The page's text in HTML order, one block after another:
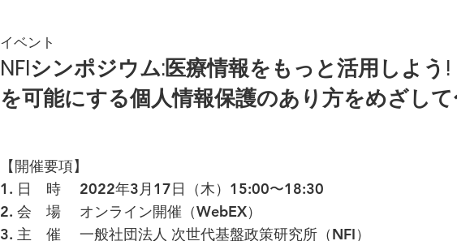
イベント
NFIシンポジウム:医療情報をもっと活用しよう!
を可能にする個人情報保護のあり方をめざし
【開催要項】
1. 日 時 2022年3月17日（木）15:00〜18:30
2. 会 場 オンライン開催（WebEX）
3. 主 催 一般社団法人 次世代基盤政策研究所（NFI）